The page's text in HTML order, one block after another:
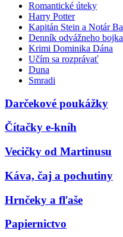
Romantické úteky
Harry Potter
Kapitán Stein a Notár
Denník odvážneho bojka
Krimi Dominika Dána
Učím sa rozprávať
Duna
Smradi
Darčekové poukážky
Čítačky e-kníh
Vecičky od Martinusu
Káva, čaj a pochutiny
Hrnčeky a fľaše
Papiernictvo